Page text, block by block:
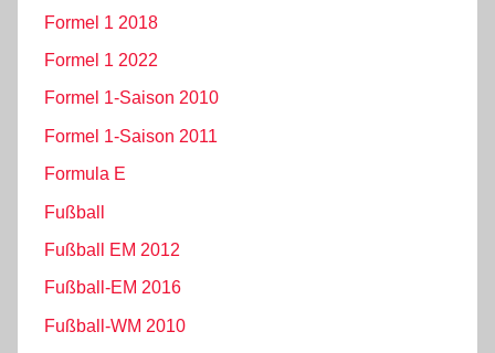
Formel 1 2018
Formel 1 2022
Formel 1-Saison 2010
Formel 1-Saison 2011
Formula E
Fußball
Fußball EM 2012
Fußball-EM 2016
Fußball-WM 2010